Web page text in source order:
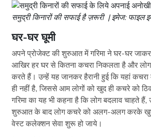
समुद्री किनारों की सफाई है ज़रूरी | इमेज: फाइल
घर-घर घूमी
अपने प्रोजेक्ट की शुरुआत में गरिमा ने घर-घर जाकर
आखिर हर घर से कितना कचरा निकलता है और
करते हैं। उन्हें यह जानकर हैरानी हुई कि यहां
ही नहीं है, जिससे आम लोगों को खुद ही कचरे को
गरिमा का यह भी कहना है कि लोग बदलाव चाहते
शुरुआत के बाद लोग कचरे को अलग-अलग करके
वेस्ट कलेक्शन सेवा शुरू हो जाये।